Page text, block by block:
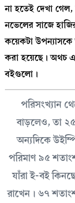
না হতেই দেখা গেল,
নভেলের সাজে
কয়েকটা উপন্যাসকে
করা হয়েছে। অথচ
বইগুলো।
পরিসংখ্যান
বাড়লেও, তা
অন্যদিকে
পরিমাণ ৯৫
যাঁরা ই-বই
রাখেন। ৬৭